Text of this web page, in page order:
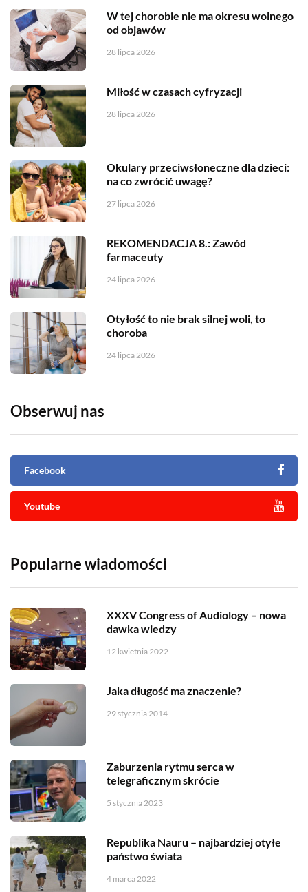
W tej chorobie nie ma okresu wolnego
od objawów
28 lipca 2026
Miłość w czasach cyfryzacji
28 lipca 2026
Okulary przeciwsłoneczne dla dzieci:
na co zwrócić uwagę?
27 lipca 2026
REKOMENDACJA 8.: Zawód
farmaceuty
24 lipca 2026
Otyłość to nie brak silnej woli, to
choroba
24 lipca 2026
Obserwuj nas
Facebook
Youtube
Popularne wiadomości
XXXV Congress of Audiology – nowa
dawka wiedzy
12 kwietnia 2022
Jaka długość ma znaczenie?
29 stycznia 2014
Zaburzenia rytmu serca w
telegraficznym skrócie
5 stycznia 2023
Republika Nauru – najbardziej otyłe
państwo świata
4 marca 2022